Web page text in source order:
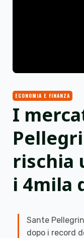
ECONOMIA E FINANZA
I
rischia
i 4mila
Sante
dopo i record